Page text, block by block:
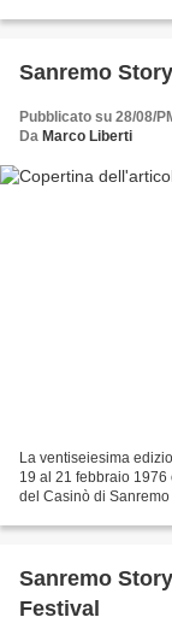
Sanremo
Pubblicato su 28/08/
Da Marco Liberti
La ventiseiesima
19 al 21 febbraio
del Casinò di
Sanremo
Festival